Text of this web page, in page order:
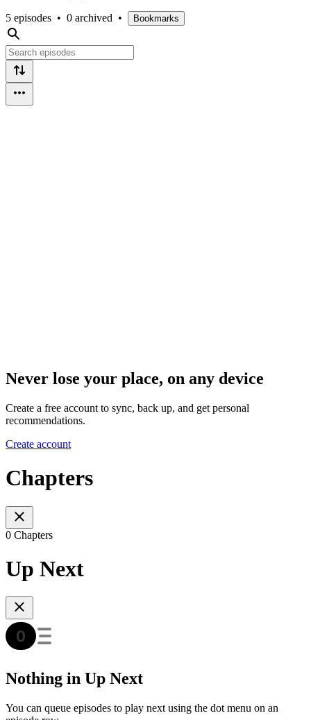
5 episodes • 0 archived • Bookmarks
Never lose your place, on any device
Create a free account to sync, back up, and get personal
recommendations.
Create account
Chapters
0 Chapters
Up Next
Nothing in Up Next
You can queue episodes to play next using the dot menu on an